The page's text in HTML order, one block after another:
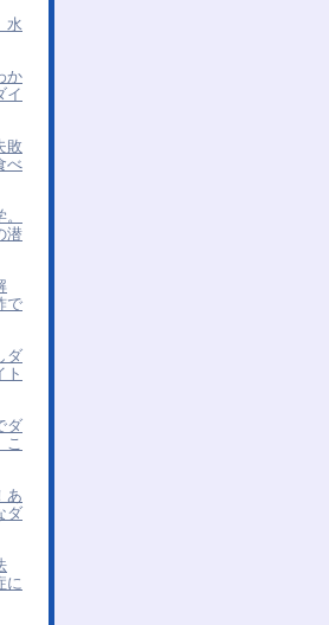
水
か
イ
敗
べ
潜
で
ダ
ト
ダ
こ
あ
ダ
に